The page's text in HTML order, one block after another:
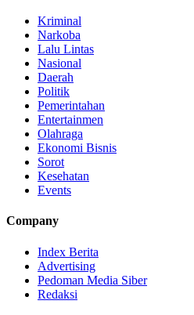
Kriminal
Narkoba
Lalu Lintas
Nasional
Daerah
Politik
Pemerintahan
Entertainmen
Olahraga
Ekonomi Bisnis
Sorot
Kesehatan
Events
Company
Index Berita
Advertising
Pedoman Media Siber
Redaksi